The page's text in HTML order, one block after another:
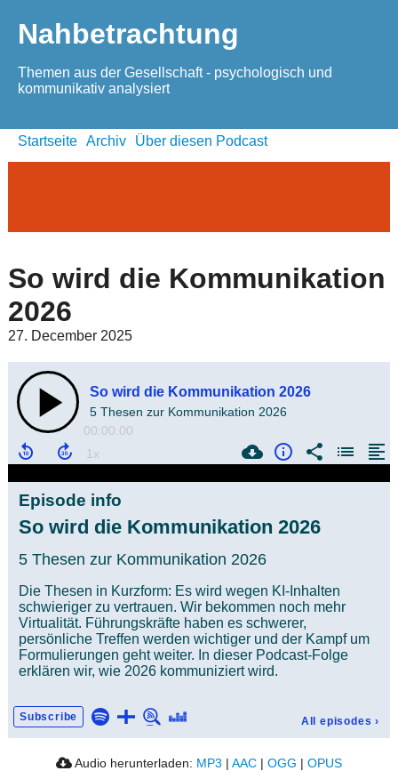
Nahbetrachtung
Themen aus der Gesellschaft - psychologisch und
kommunikativ analysiert
Startseite Archiv Über diesen Podcast
So wird die Kommunikation
2026
27. December 2025
So wird die Kommunikation 2026
5 Thesen zur Kommunikation 2026
00:00:00
Episode info
So wird die Kommunikation 2026
5 Thesen zur Kommunikation 2026
Die Thesen in Kurzform: Es wird wegen KI-Inhalten
schwieriger zu vertrauen. Wir bekommen noch mehr
Virtualität. Führungskräfte haben es schwerer,
persönliche Treffen werden wichtiger und der Kampf um
Formulierungen geht weiter. In dieser Podcast-Folge
erklären wir, wie 2026 kommuniziert wird.
Subscribe All episodes ›
Audio herunterladen: MP3 | AAC | OGG | OPUS